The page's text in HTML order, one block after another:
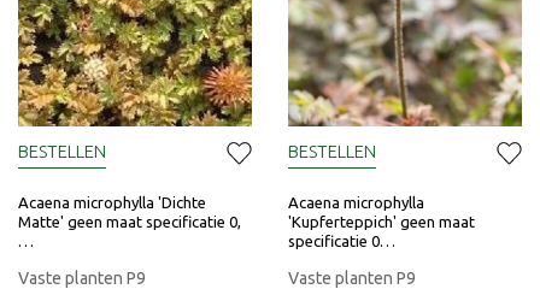
Acaena microphylla 'Dichte
Matte' geen maat specificatie 0,
…
Vaste planten P9
BESTELLEN
Acaena microphylla
'Kupferteppich' geen maat
specificatie 0…
Vaste planten P9
BESTELLEN